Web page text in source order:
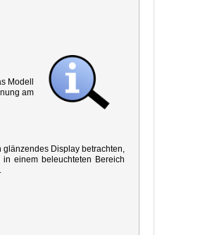
Modell
am
Display betrachten,
einem beleuchteten Bereich